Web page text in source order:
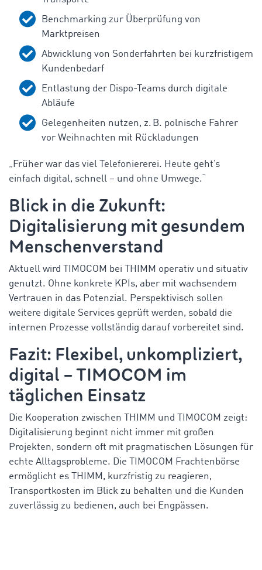
Benchmarking zur Überprüfung von
Marktpreisen
Abwicklung von Sonderfahrten bei kurzfristigem
Kundenbedarf
Entlastung der Dispo-Teams durch digitale
Abläufe
Gelegenheiten nutzen, z. B. polnische Fahrer
vor Weihnachten mit Rückladungen
„Früher war das viel Telefoniererei. Heute geht’s
einfach digital, schnell – und ohne Umwege.“
Blick in die Zukunft:
Digitalisierung mit gesundem
Menschenverstand
Aktuell wird TIMOCOM bei THIMM operativ und situativ
genutzt. Ohne konkrete KPIs, aber mit wachsendem
Vertrauen in das Potenzial. Perspektivisch sollen
weitere digitale Services geprüft werden, sobald die
internen Prozesse vollständig darauf vorbereitet sind.
Fazit: Flexibel, unkompliziert,
digital – TIMOCOM im
täglichen Einsatz
Die Kooperation zwischen THIMM und TIMOCOM zeigt:
Digitalisierung beginnt nicht immer mit großen
Projekten, sondern oft mit pragmatischen Lösungen für
echte Alltagsprobleme. Die TIMOCOM Frachtenbörse
ermöglicht es THIMM, kurzfristig zu reagieren,
Transportkosten im Blick zu behalten und die Kunden
zuverlässig zu bedienen, auch bei Engpässen.